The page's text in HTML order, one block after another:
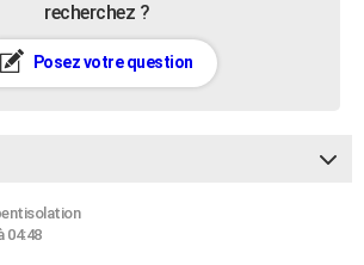
recherchez ?
Posez votre question
04:48